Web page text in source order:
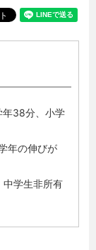
38分、小学
年の伸びが
中学生非所有